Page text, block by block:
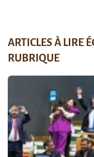
ARTICLES À LIRE
RUBRIQUE